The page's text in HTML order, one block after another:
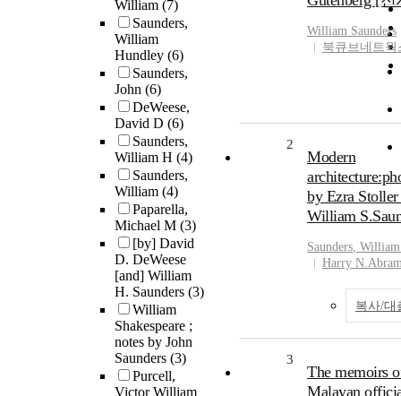
William (7)
Saunders,
William
Hundley (6)
Saunders,
John (6)
DeWeese,
David D (6)
Saunders,
William H (4)
Saunders,
William (4)
Paparella,
Michael M (3)
[by] David
D. DeWeese
[and] William
H. Saunders (3)
William
Shakespeare ;
notes by John
Saunders (3)
Purcell,
Victor William
William Saunders
북큐브네트웍
2
Modern
by Ezra
William
Saunders, William
Harry
복사/대
3
The memoirs
Malayan